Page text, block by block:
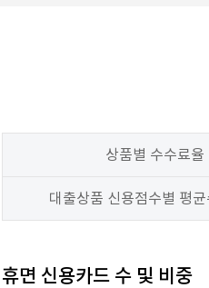
상품별 수수료율
대출상품 신용점수별 평
휴면 신용카드 수 및 비중